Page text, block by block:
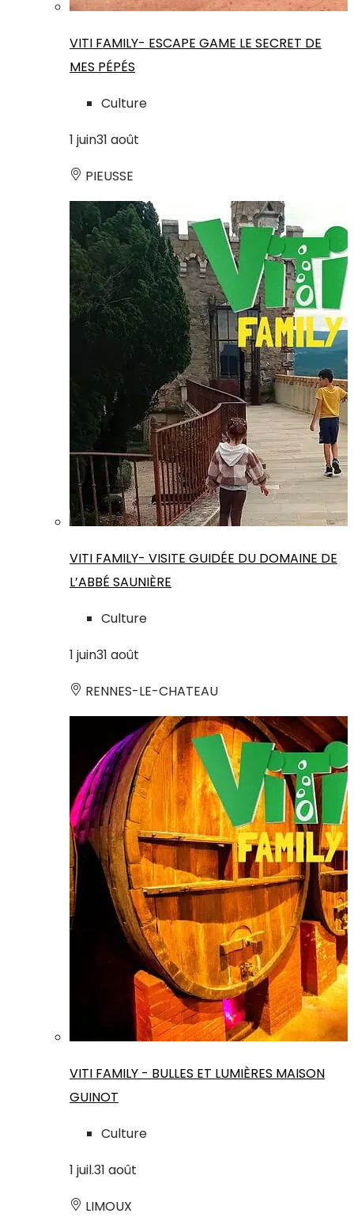
VITI FAMILY- ESCAPE GAME LE SECRET DE
MES PÉPÉS
Culture
1 juin31 août
PIEUSSE
VITI FAMILY- VISITE GUIDÉE DU DOMAINE DE
L’ABBÉ SAUNIÈRE
Culture
1 juin31 août
RENNES-LE-CHATEAU
VITI FAMILY - BULLES ET LUMIÈRES MAISON
GUINOT
Culture
1 juil.31 août
LIMOUX